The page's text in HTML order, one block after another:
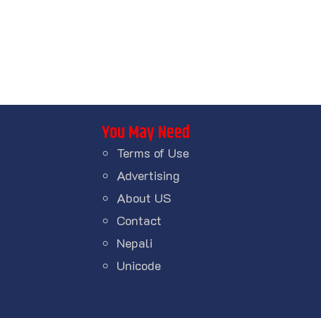
You May Need
Terms of Use
Advertising
About US
Contact
Nepali
Unicode